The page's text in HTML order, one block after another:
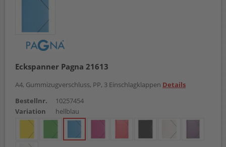
Eckspanner Pagna 21613
A4, Gummizugverschluss, PP, 3 Einschlagklappen Details
Bestellnr.
10257454
Variation
hellblau